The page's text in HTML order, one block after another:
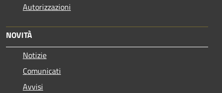
Autorizzazioni
NOVITÀ
Notizie
Comunicati
Avvisi